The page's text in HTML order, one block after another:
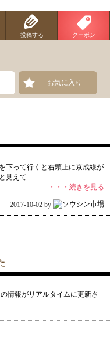
投稿する クーポン
お気に入り
下って行くと右頭上に京成線が
見えて
・・・続きを見る
2017-10-02 by
の情報がリアルタイムに更新さ